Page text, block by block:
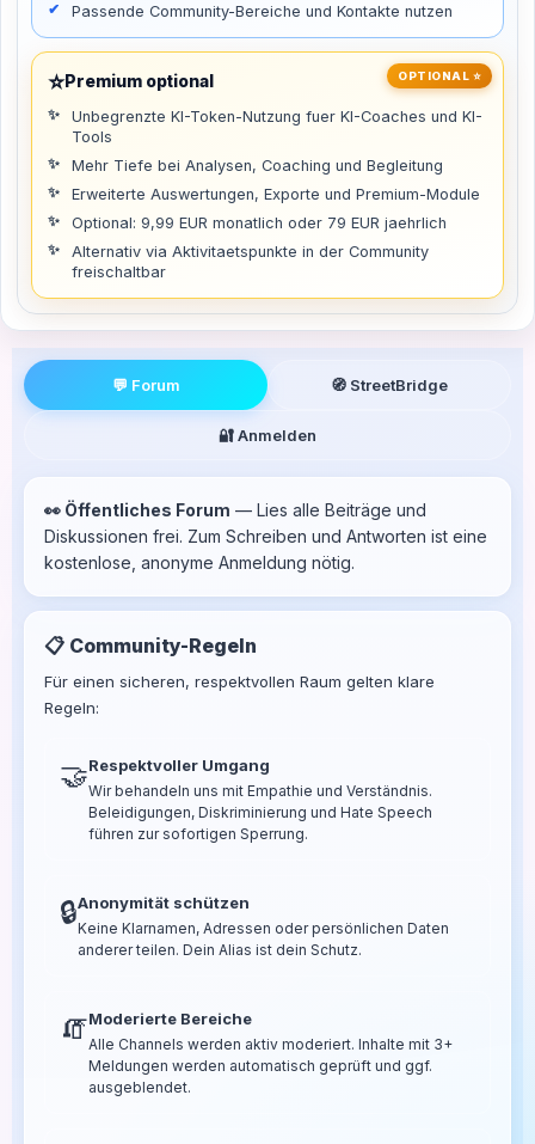
Passende Community-Bereiche und Kontakte nutzen
OPTIONAL ⭐
⭐Premium optional
Unbegrenzte KI-Token-Nutzung fuer KI-Coaches und KI-
Tools
Mehr Tiefe bei Analysen, Coaching und Begleitung
Erweiterte Auswertungen, Exporte und Premium-Module
Optional: 9,99 EUR monatlich oder 79 EUR jaehrlich
Alternativ via Aktivitaetspunkte in der Community
freischaltbar
💬 Forum 🧭 StreetBridge
🔐 Anmelden
👀 Öffentliches Forum — Lies alle Beiträge und
Diskussionen frei. Zum Schreiben und Antworten ist eine
kostenlose, anonyme Anmeldung nötig.
📋 Community-Regeln
Für einen sicheren, respektvollen Raum gelten klare
Regeln:
🤝Respektvoller Umgang
Wir behandeln uns mit Empathie und Verständnis.
Beleidigungen, Diskriminierung und Hate Speech
führen zur sofortigen Sperrung.
🔒Anonymität schützen
Keine Klarnamen, Adressen oder persönlichen Daten
anderer teilen. Dein Alias ist dein Schutz.
🧯Moderierte Bereiche
Alle Channels werden aktiv moderiert. Inhalte mit 3+
Meldungen werden automatisch geprüft und ggf.
ausgeblendet.